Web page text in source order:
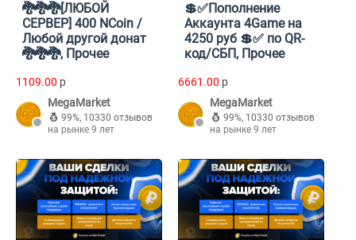
🐉🐉🐉[ЛЮБОЙ
СЕРВЕР] 400 NCoin /
Любой другой донат
🐉🐉🐉, Прочее
1109.00 p
MegaMarket
99%, 10330 отзывов
на рынке 9 лет
💲✅Пополнение
Аккаунта 4Game на
4250 руб 💲✅ по QR-
код/СБП, Прочее
6661.00 p
MegaMarket
99%, 10330 отзывов
на рынке 9 лет